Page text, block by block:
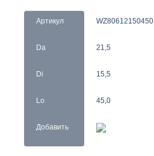
Артикул
Da
Di
Lo
Добавить
WZ80612150450
21,5
15,5
45,0